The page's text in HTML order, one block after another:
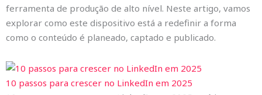
ferramenta de produção de alto nível. Neste artigo, vamos
explorar como este dispositivo está a redefinir a forma
como o conteúdo é planeado, captado e publicado.
10 passos para crescer no LinkedIn em 2025